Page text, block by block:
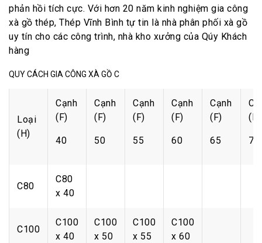
phản hồi tích cực. Với hơn 20 năm kinh nghiệm gia công
xà gồ thép, Thép Vĩnh Bình tự tin là nhà phân phối xà gồ
uy tín cho các công trình, nhà kho xưởng của Qúy Khách
hàng
QUY CÁCH GIA CÔNG XÀ GỒ C
Loại
(H)
Cạnh
(F)
40
Cạnh
(F)
50
Cạnh
(F)
55
Cạnh
(F)
60
Cạnh
(F)
65
(F)
70
C80
C80
x 40
C100
C100
x 40
C100
x 50
C100
x 55
C100
x 60